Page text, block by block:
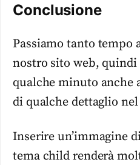
Conclusione
Passiamo tanto tempo
nostro sito web, quindi
qualche minuto anche
di qualche dettaglio nel
Inserire un’immagine
tema child renderà